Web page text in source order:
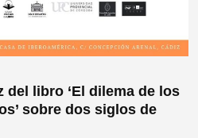
del libro ‘El dilema de los
sobre dos siglos de